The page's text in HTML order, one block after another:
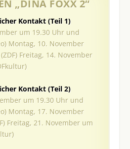
„DINA FOXX 2“
Kontakt (Teil 1)
um 19.30 Uhr und
Montag, 10. November
Freitag, 14. November
Kontakt (Teil 2)
um 19.30 Uhr und
Montag, 17. November
Freitag, 21. November um